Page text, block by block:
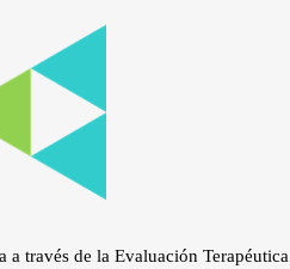
través de la Evaluación